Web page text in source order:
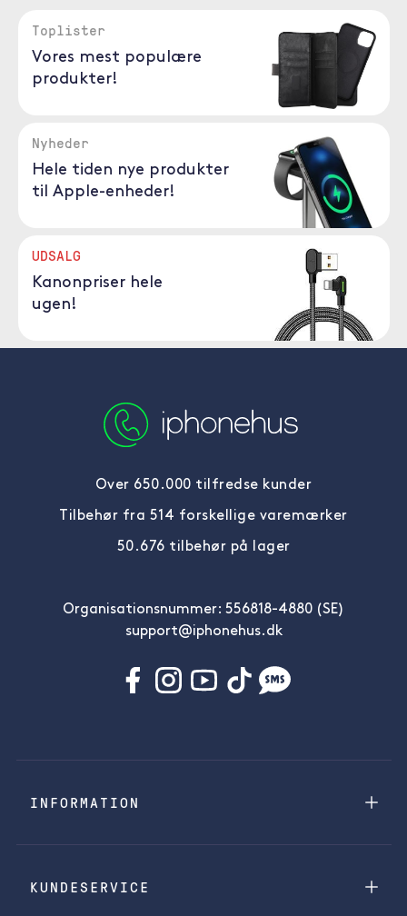
Toplister
Vores mest populære
produkter!
Nyheder
Hele tiden nye produkter
til Apple-enheder!
UDSALG
Kanonpriser hele
ugen!
Over 650.000 tilfredse kunder
Tilbehør fra 514 forskellige varemærker
50.676 tilbehør på lager
Organisationsnummer: 556818-4880 (SE)
support@iphonehus.dk
INFORMATION
KUNDESERVICE